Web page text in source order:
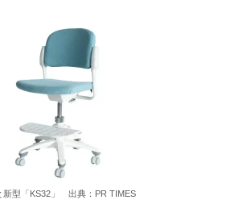
新型「KS32」 出典：PR TIMES